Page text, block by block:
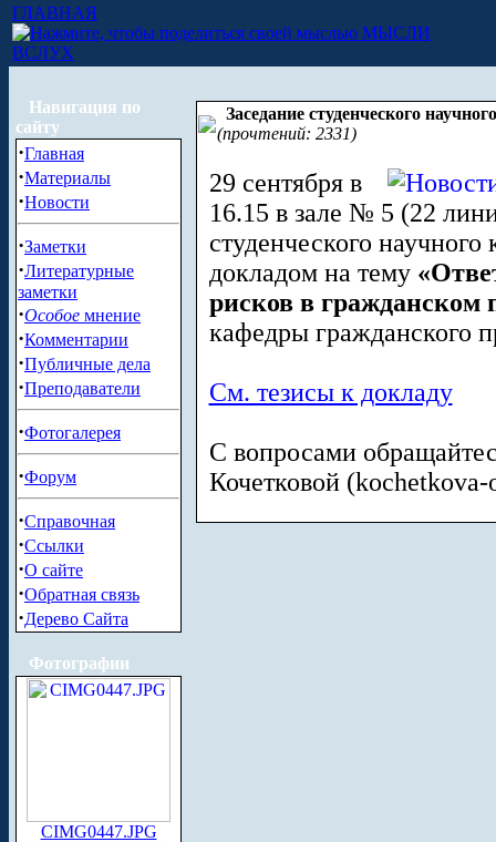
ГЛАВНАЯ
МЫСЛИ
ВСЛУХ
Навигация по
сайту
·Главная
·Материалы
·Новости
·Заметки
·Литературные
заметки
·Особое мнение
·Комментарии
·Публичные дела
·Преподаватели
·Фотогалерея
·Форум
·Справочная
·Ссылки
·О сайте
·Обратная связь
·Дерево Сайта
Фотографии
CIMG0447.JPG
Заседание студенческого
(прочтений: 2331)
29 сентября в
16.15 в зале № 5 (22
студенческого
докладом на тему
рисков в гражданском
кафедры гражданского
Cм. тезисы к докладу
С вопросами
Кочетковой (kochetkova-